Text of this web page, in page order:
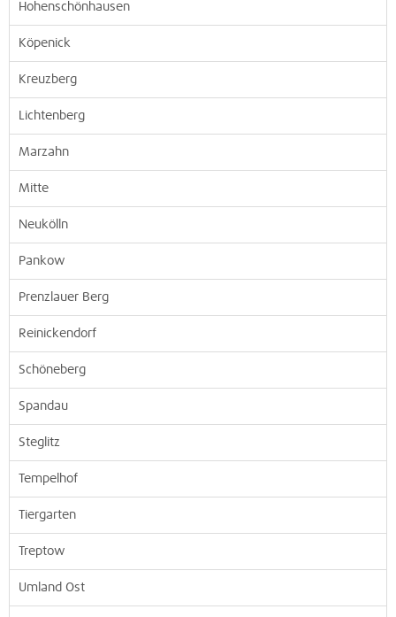
Hohenschönhausen
Köpenick
Kreuzberg
Lichtenberg
Marzahn
Mitte
Neukölln
Pankow
Prenzlauer Berg
Reinickendorf
Schöneberg
Spandau
Steglitz
Tempelhof
Tiergarten
Treptow
Umland Ost